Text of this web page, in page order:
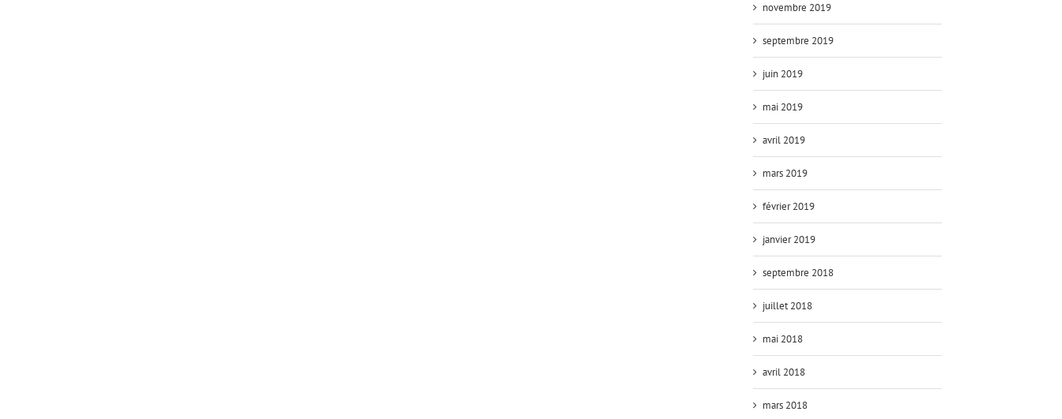
novembre 2019
septembre 2019
juin 2019
mai 2019
avril 2019
mars 2019
février 2019
janvier 2019
septembre 2018
juillet 2018
mai 2018
avril 2018
mars 2018